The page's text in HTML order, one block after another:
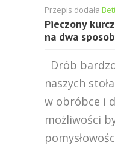
Przepis dodała
Pieczony
na dwa
Drób
naszych
w obróbce i
możliwości